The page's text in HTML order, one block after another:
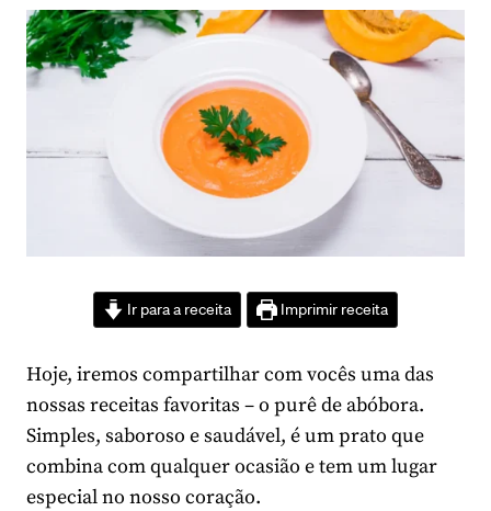
Ir para a receita Imprimir receita
Hoje, iremos compartilhar com vocês uma das
nossas receitas favoritas – o purê de abóbora.
Simples, saboroso e saudável, é um prato que
combina com qualquer ocasião e tem um lugar
especial no nosso coração.